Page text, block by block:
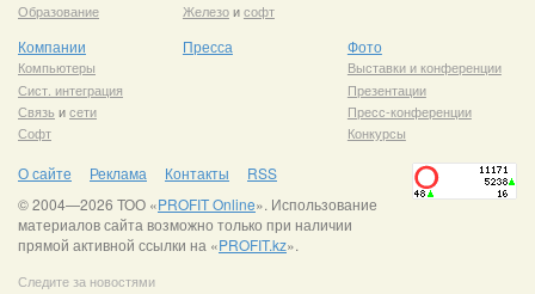
Образование
Железоисофт
Компании
Компьютеры
Сист. интеграция
Связь исети
Софт
Пресса Фото
Выставки и конференции
Презентации
Пресс-конференции
Конкурсы
О сайте Реклама Контакты
RSS
© 2004—2026 ТОО «PROFIT Online». Использование
материалов сайта возможно только при наличии
прямой активной ссылки на «PROFIT.kz».
Следите за новостями